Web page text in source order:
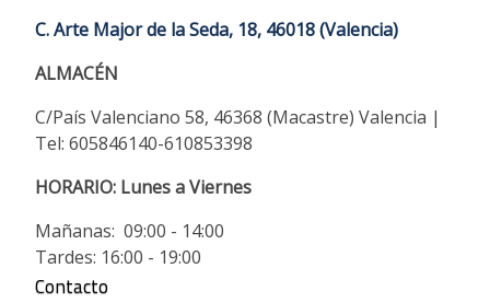
C. Arte Major de la Seda, 18, 46018 (Valencia)
ALMACÉN
C/País Valenciano 58, 46368 (Macastre) Valencia |
Tel: 605846140-610853398
HORARIO: Lunes a Viernes
Mañanas: 09:00 - 14:00
Tardes: 16:00 - 19:00
Contacto